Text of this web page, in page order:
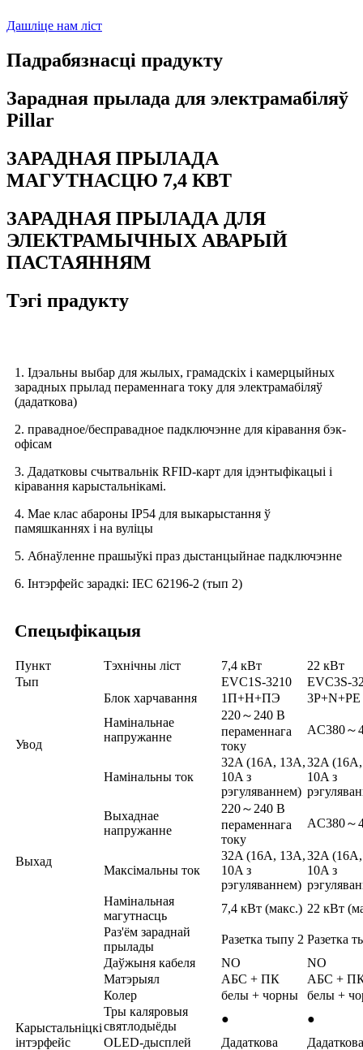
Дашліце нам ліст
Падрабязнасці прадукту
Зарадная прылада для электрамабіляў
Pillar
ЗАРАДНАЯ ПРЫЛАДА
МАГУТНАСЦЮ 7,4 КВТ
ЗАРАДНАЯ ПРЫЛАДА ДЛЯ
ЭЛЕКТРАМЫЧНЫХ АВАРЫЙ
ПАСТАЯННЯМ
Тэгі прадукту
1. Ідэальны выбар для жылых, грамадскіх і камерцыйных
зарадных прылад пераменнага току для электрамабіляў
(дадаткова)
2. правадное/бесправадное падключэнне для кіравання бэк-
офісам
3. Дадатковы счытвальнік RFID-карт для ідэнтыфікацыі і
кіравання карыстальнікамі.
4. Мае клас абароны IP54 для выкарыстання ў
памяшканнях і на вуліцы
5. Абнаўленне прашыўкі праз дыстанцыйнае падключэнне
6. Інтэрфейс зарадкі: IEC 62196-2 (тып 2)
Спецыфікацыя
Пункт Тэхнічны ліст 7,4 кВт
22 кВт
Тып
EVC1S-3210 EVC3S-
Увод
Блок харчавання 1П+Н+ПЭ
3P+N+PE
Намінальнае
напружанне
220～240 В
пераменнага
току
AC380～
Намінальны ток
32A (16A, 13A,
10A з
рэгуляваннем)
32A
10A з
Выхад
Выхаднае
напружанне
220～240 В
пераменнага
току
AC380～
Максімальны ток
32A (16A, 13A,
10A з
рэгуляваннем)
32A
10A з
Намінальная
магутнасць
7,4 кВт (макс.) 22 кВт
Карыстальніцкі
інтэрфейс
Раз'ём зараднай
прылады
Разетка тыпу 2 Разетка
Даўжыня кабеля
NO
NO
Матэрыял
АБС + ПК
АБС +
Колер
белы + чорны
белы +
Тры каляровыя
святлодыёды
●
●
OLED-дысплей
Дадаткова
Дадаткова